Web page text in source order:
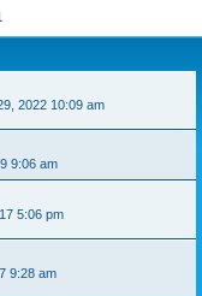
2022 10:09 am
9:06 am
5:06 pm
9:28 am